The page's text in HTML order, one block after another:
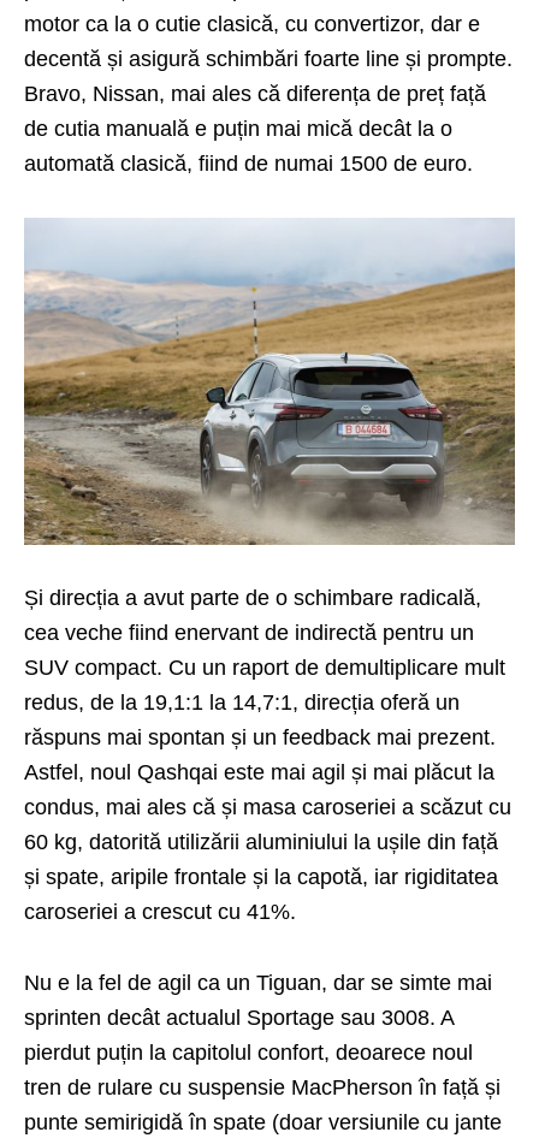
motor ca la o cutie clasică, cu convertizor, dar e
decentă și asigură schimbări foarte line și prompte.
Bravo, Nissan, mai ales că diferența de preț față
de cutia manuală e puțin mai mică decât la o
automată clasică, fiind de numai 1500 de euro.
Și direcția a avut parte de o schimbare radicală,
cea veche fiind enervant de indirectă pentru un
SUV compact. Cu un raport de demultiplicare mult
redus, de la 19,1:1 la 14,7:1, direcția oferă un
răspuns mai spontan și un feedback mai prezent.
Astfel, noul Qashqai este mai agil și mai plăcut la
condus, mai ales că și masa caroseriei a scăzut cu
60 kg, datorită utilizării aluminiului la ușile din față
și spate, aripile frontale și la capotă, iar rigiditatea
caroseriei a crescut cu 41%.
Nu e la fel de agil ca un Tiguan, dar se simte mai
sprinten decât actualul Sportage sau 3008. A
pierdut puțin la capitolul confort, deoarece noul
tren de rulare cu suspensie MacPherson în față și
punte semirigidă în spate (doar versiunile cu jante